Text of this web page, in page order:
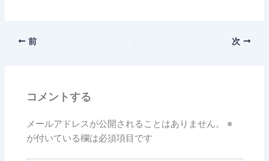
前 次
コメントする
メールアドレスが公開されることはありません。
※
が付いている欄は必須項目です